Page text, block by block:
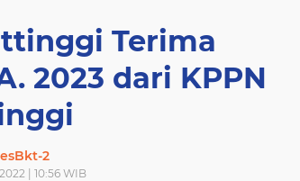
Terima
2023 dari KPPN
2
| 10:56 WIB